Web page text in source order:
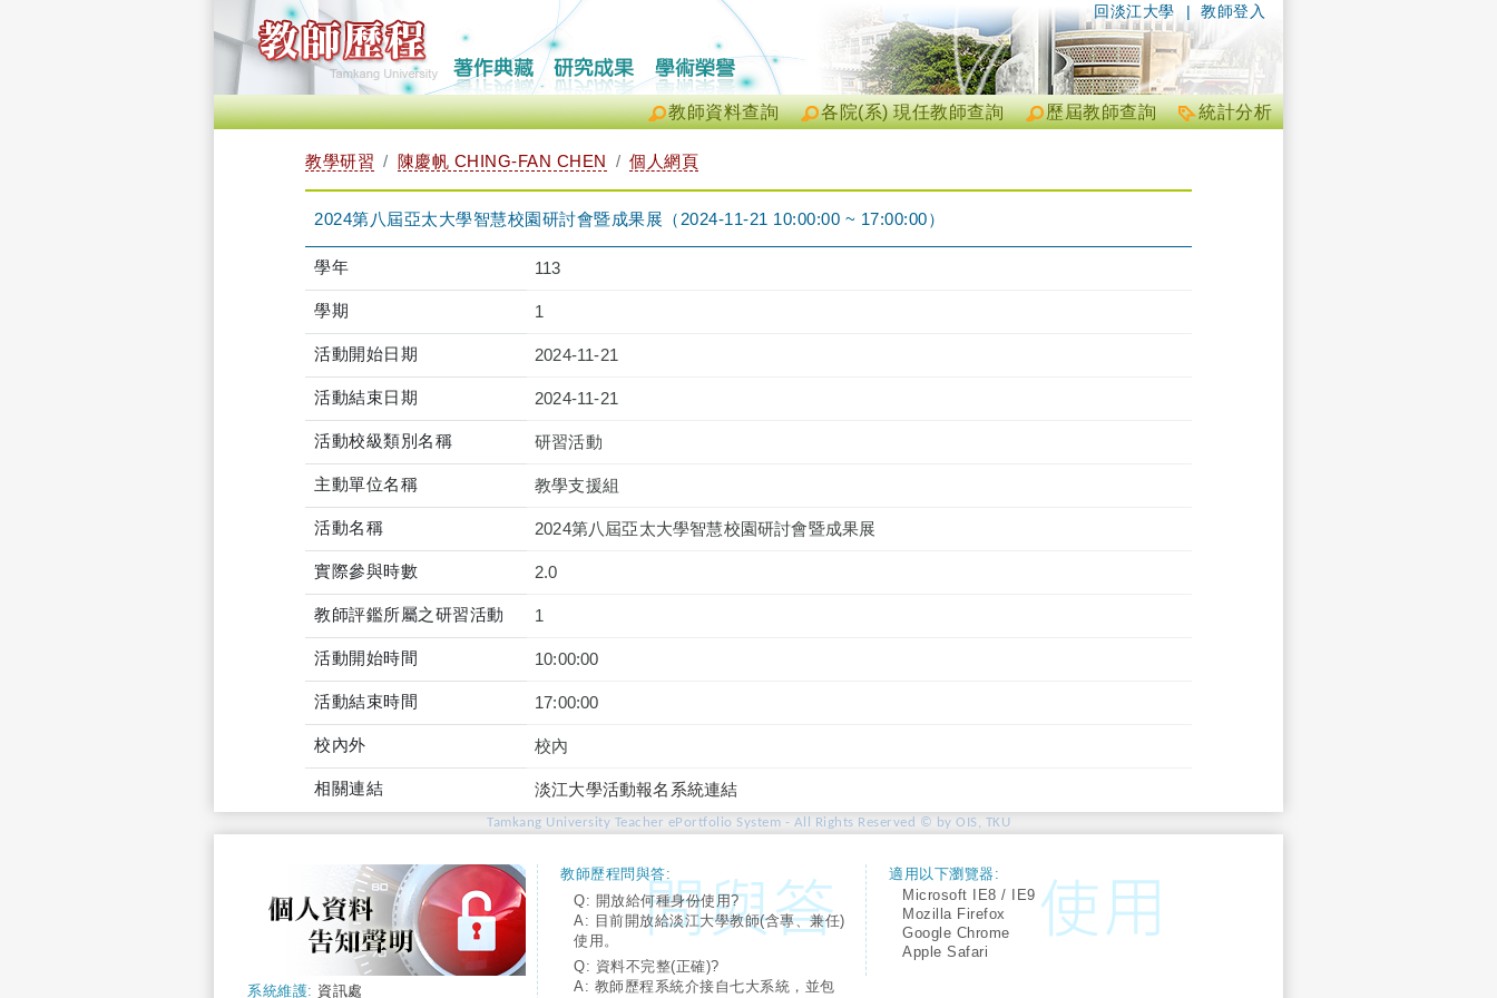
| 教師登入
回淡江大學
統計分析
歷屆教師查詢
各院(系) 現任教師查詢
教師資料查詢
教學研習 陳慶帆 CHING-FAN CHEN 個人網頁
2024第八屆亞太大學智慧校園研討會暨成果展（2024-11-21 10:00:00 ~ 17:00:00）
學年 113
學期 1
活動開始日期 2024-11-21
活動結束日期 2024-11-21
活動校級類別名稱 研習活動
主動單位名稱 教學支援組
活動名稱 2024第八屆亞太大學智慧校園研討會暨成果展
實際參與時數 2.0
教師評鑑所屬之研習活動 1
活動開始時間 10:00:00
活動結束時間 17:00:00
校內外 校內
相關連結 淡江大學活動報名系統連結
Tamkang University Teacher ePortfolio System - All Rights Reserved © by OIS, TKU
系統維護: 資訊處
教師歷程問與答:
Q: 開放給何種身份使用?
A: 目前開放給淡江大學教師(含專、兼任)
使用。
Q: 資料不完整(正確)?
A: 教師歷程系統介接自七大系統，並包
適用以下瀏覽器:
Microsoft IE8 / IE9
Mozilla Firefox
Google Chrome
Apple Safari